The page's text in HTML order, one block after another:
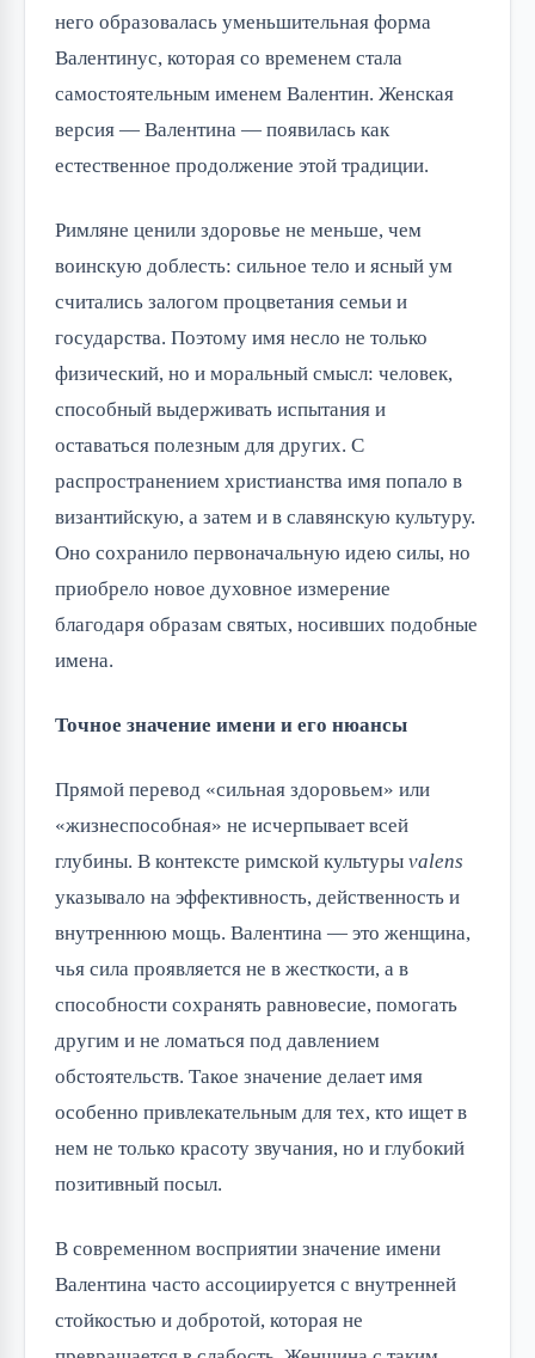
него образовалась уменьшительная форма
Валентинус, которая со временем стала
самостоятельным именем Валентин. Женская
версия — Валентина — появилась как
естественное продолжение этой традиции.
Римляне ценили здоровье не меньше, чем
воинскую доблесть: сильное тело и ясный ум
считались залогом процветания семьи и
государства. Поэтому имя несло не только
физический, но и моральный смысл: человек,
способный выдерживать испытания и
оставаться полезным для других. С
распространением христианства имя попало в
византийскую, а затем и в славянскую культуру.
Оно сохранило первоначальную идею силы, но
приобрело новое духовное измерение
благодаря образам святых, носивших подобные
имена.
Точное значение имени и его нюансы
Прямой перевод «сильная здоровьем» или
«жизнеспособная» не исчерпывает всей
глубины. В контексте римской культуры valens
указывало на эффективность, действенность и
внутреннюю мощь. Валентина — это женщина,
чья сила проявляется не в жесткости, а в
способности сохранять равновесие, помогать
другим и не ломаться под давлением
обстоятельств. Такое значение делает имя
особенно привлекательным для тех, кто ищет в
нем не только красоту звучания, но и глубокий
позитивный посыл.
В современном восприятии значение имени
Валентина часто ассоциируется с внутренней
стойкостью и добротой, которая не